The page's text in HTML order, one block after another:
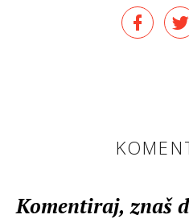
Komentiraj, znaš